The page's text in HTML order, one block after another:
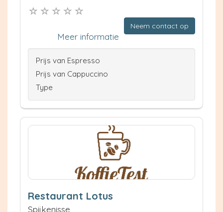
Neem contact op
Meer informatie
Prijs van Espresso
Prijs van Cappuccino
Type
Restaurant Lotus
Spijkenisse